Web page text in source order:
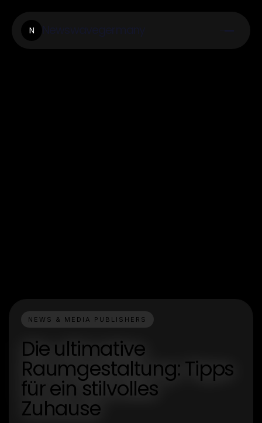
N
NEWS & MEDIA PUBLISHERS
Die ultimative
Raumgestaltung: Tipps
für ein stilvolles
Zuhause